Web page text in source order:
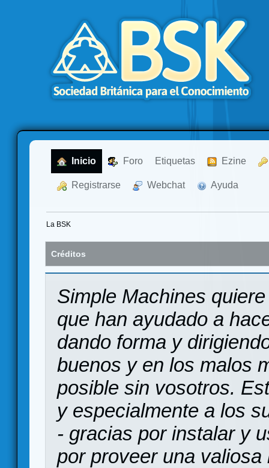
Inicio Foro Etiquetas Ezine
Registrarse Webchat Ayuda
La BSK
Créditos
Simple Machines
que han ayudado a
dando forma y
buenos y en los malos
posible sin vosotros.
y especialmente a los
- gracias por instalar y
por proveer una